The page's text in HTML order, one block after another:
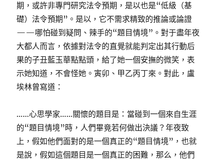
期，或許非專門研究法令預期，是以也是“低級（基
礎）法令預期”。是以，它不需求精致的推論或論證
——哪怕碰到疑問、辣手的“題目情境”。對于盡年夜
大都人而言，依據對法令的直覺就能判定出其行動后
果的子丑藍玉華點點頭，給了她一個安撫的微笑，表
示她知道，不會怪她。寅卯、甲乙丙丁來。對此，盧
埃林曾寫道：
……心思學家……關懷的題目是：當碰到一個來自生涯
的“題目情境”時，人們畢竟若何做出決議？年夜致
上，假如他們面對的是一個真正的“題目情境”，也就
是說，假如這個題目是一個真正的困難，那么，他們